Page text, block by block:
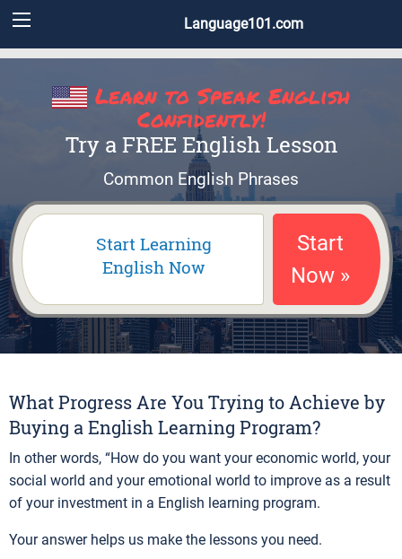
Language101.com
Learn to Speak English
Confidently!
Try a FREE English Lesson
Common English Phrases
Start Learning
English Now
Start
Now »
What Progress Are You Trying to Achieve by
Buying a English Learning Program?
In other words, “How do you want your economic world, your
social world and your emotional world to improve as a result
of your investment in a English learning program.
Your answer helps us make the lessons you need.